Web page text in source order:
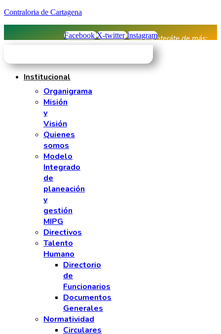
Contraloria de Cartagena
Enteráte de más:
Facebook X-twitter Instagram
Institucional
Organigrama
Misión
y
Visión
Quienes
somos
Modelo
Integrado
de
planeación
y
gestión
MIPG
Directivos
Talento
Humano
Directorio
de
Funcionarios
Documentos
Generales
Normatividad
Circulares